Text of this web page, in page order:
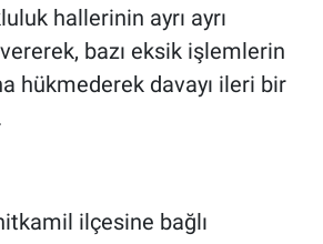
hallerinin ayrı ayrı
bazı eksik işlemlerin
hükmederek davayı ileri bir
ilçesine bağlı